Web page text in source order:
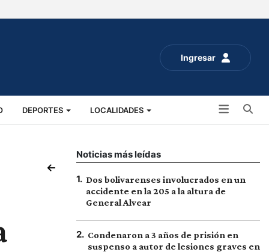
Ingresar
DEPORTES LOCALIDADES
Noticias más leídas
1. Dos bolivarenses involucrados en un
accidente en la 205 a la altura de
General Alvear
2. Condenaron a 3 años de prisión en
suspenso a autor de lesiones graves en